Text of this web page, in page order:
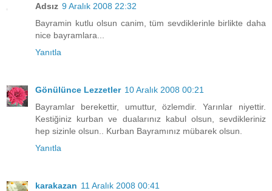
Adsız 9 Aralık 2008 22:32
Bayramin kutlu olsun canim, tüm sevdiklerinle birlikte daha
nice bayramlara...
Yanıtla
Gönülünce Lezzetler 10 Aralık 2008 00:21
Bayramlar berekettir, umuttur, özlemdir. Yarınlar niyettir.
Kestiğiniz kurban ve dualarınız kabul olsun, sevdikleriniz
hep sizinle olsun.. Kurban Bayramınız mübarek olsun.
Yanıtla
karakazan 11 Aralık 2008 00:41